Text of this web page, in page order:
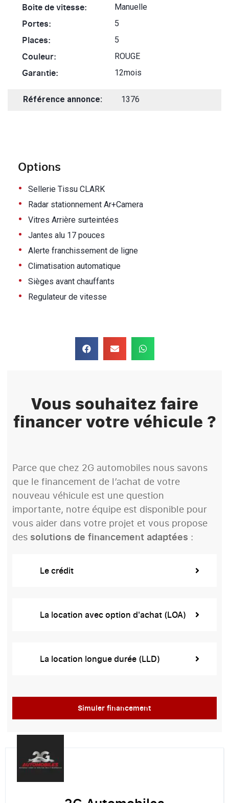
Options
• Sellerie Tissu CLARK
• Radar stationnement Ar+Camera
• Vitres Arrière surteintées
• Jantes alu 17 pouces
• Alerte franchissement de ligne
• Climatisation automatique
• Sièges avant chauffants
• Regulateur de vitesse
Boite de vitesse: Manuelle
Portes: 5
Places: 5
Couleur: ROUGE
Garantie: 12mois
Référence annonce: 1376
Vous souhaitez faire
financer votre véhicule ?
Parce que chez 2G automobiles nous savons
que le financement de l’achat de votre
nouveau véhicule est une question
importante, notre équipe est disponible pour
vous aider dans votre projet et vous propose
des solutions de financement adaptées :
Le crédit
La location avec option d'achat (LOA)
La location longue durée (LLD)
Simuler financement